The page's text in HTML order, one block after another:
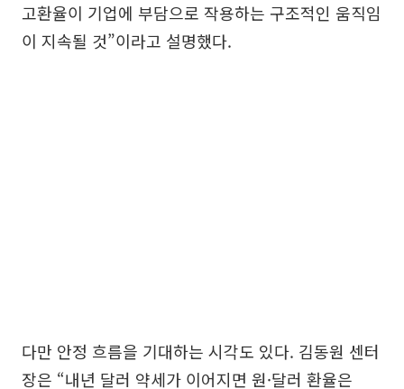
고환율이 기업에 부담으로 작용하는 구조적인 움직임
이 지속될 것”이라고 설명했다.
다만 안정 흐름을 기대하는 시각도 있다. 김동원 센터
장은 “내년 달러 약세가 이어지면 원·달러 환율은